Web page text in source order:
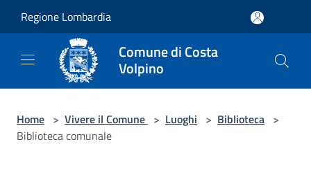
Regione Lombardia
Comune di Costa
Volpino
Home > Vivere il Comune > Luoghi > Biblioteca >
Biblioteca comunale